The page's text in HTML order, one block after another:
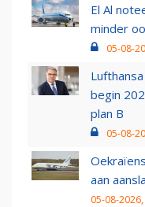
El Al
minder
05-08-
begin
plan B
05-08-
aan
05-08-